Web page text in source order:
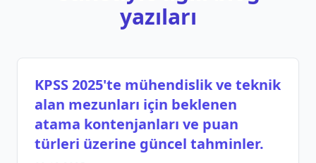
yazıları
KPSS 2025'te mühendislik ve teknik
alan mezunları için beklenen
atama kontenjanları ve puan
türleri üzerine güncel tahminler.